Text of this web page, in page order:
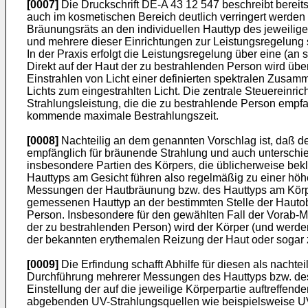
[0007] Die Druckschrift DE-A 43 12 547 beschreibt
auch im kosmetischen Bereich deutlich verringert
Bräunungsräts an den individuellen Hauttyp des
und mehrere dieser Einrichtungen zur
In der Praxis erfolgt die Leistungsregelung über eine
Direkt auf der Haut der zu bestrahlenden Person wird
Einstrahlen von Licht einer definierten spektralen
Lichts zum eingestrahlten Licht. Die zentrale
Strahlungsleistung, die die zu bestrahlende Person
kommende maximale Bestrahlungszeit.
[0008] Nachteilig an dem genannten Vorschlag ist, daß
empfänglich für bräunende Strahlung und auch
insbesondere Partien des Körpers, die üblicherweise
Hauttyps am Gesicht führen also regelmäßig zu einer
Messungen der Hautbräunung bzw. des Hauttyps am
gemessenen Hauttyp an der bestimmten Stelle der
Person. Insbesondere für den gewählten Fall der
der zu bestrahlenden Person) wird der Körper (und
der bekannten erythemalen Reizung der Haut oder
[0009] Die Erfindung schafft Abhilfe für diesen als
Durchführung mehrerer Messungen des Hauttyps bzw.
Einstellung der auf die jeweilige Körperpartie
abgebenden UV-Strahlungsquellen wie beispielsweise